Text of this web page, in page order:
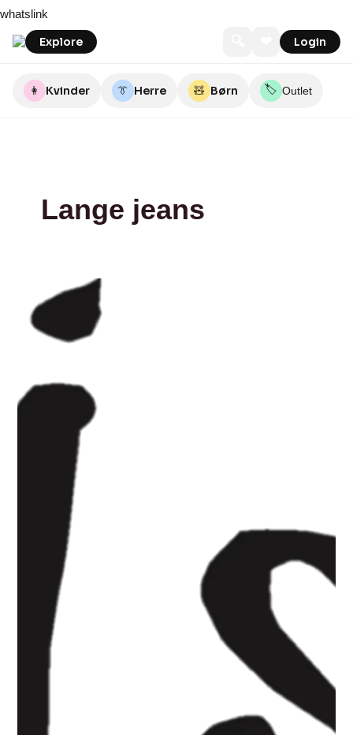
to
content
whatslink
Explore Login
👩 Kvinder 👔 Herre 🧸 Børn 🏷️ Outlet
Lange jeans
SAY
FASHION